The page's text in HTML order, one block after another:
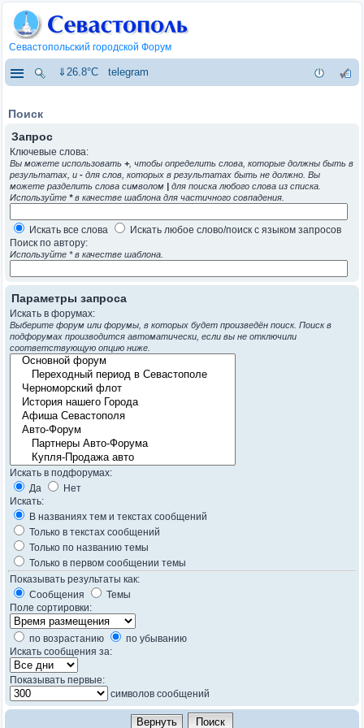
Севастопольский городской Форум
⇓26.8°C telegram
Поиск
Запрос
Ключевые слова:
Вы можете использовать +, чтобы определить слова, которые должны быть в
результатах, и - для слов, которых в результатах быть не должно. Вы
можете разделить слова символом | для поиска любого слова из списка.
Используйте *в качестве шаблона для частичного совпадения.
Искать все слова
Искать любое слово/поиск с языком запросов
Поиск по автору:
Используйте * в качестве шаблона.
Параметры запроса
Искать в форумах:
Выберите форум или форумы, в которых будет произведён поиск. Поиск в
подфорумах производится автоматически, если вы не отключили
соответствующую опцию ниже.
Искать в подфорумах:
Да
Нет
Искать:
В названиях тем и текстах сообщений
Только в текстах сообщений
Только по названию темы
Только в первом сообщении темы
Показывать результаты как:
Сообщения
Темы
Поле сортировки:
по возрастанию
по убыванию
Искать сообщения за:
Показывать первые:
символов сообщений